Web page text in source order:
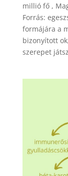
millió fő ,
Forrás:
formájára a
bizonyított
szerepet